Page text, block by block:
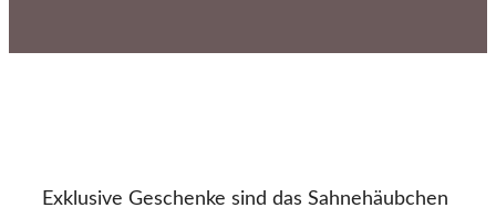
Exklusive Geschenke sind das Sahnehäubchen